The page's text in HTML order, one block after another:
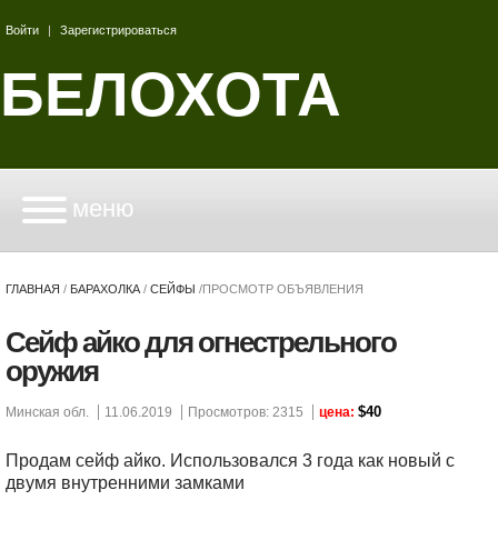
Войти | Зарегистрироваться
БЕЛОХОТА
меню
ГЛАВНАЯ / БАРАХОЛКА / СЕЙФЫ /ПРОСМОТР ОБЪЯВЛЕНИЯ
Сейф айко для огнестрельного
оружия
Минская обл. 11.06.2019 Просмотров: 2315 цена: $40
Продам сейф айко. Использовался 3 года как новый с
двумя внутренними замками